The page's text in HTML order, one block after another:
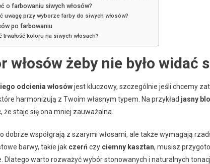
o farbowaniu siwych włosów?
uwagę przy wyborze farby do siwych włosów?
po farbowaniu
trwałość koloru na siwych włosach?
włosów żeby nie było widać
odcienia włosówjest kluczowy, szczególnie jeśli chcemy
harmonizują z Twoim własnym typem. Na przykład jasny
że staje się ona mniej zauważalna.
dobrze współgrają z szarymi włosami, ale także wymagają
barwy, takie jak czerń czy ciemny kasztan, musisz
Dlatego warto rozważyć wybór stonowanych i naturalnych